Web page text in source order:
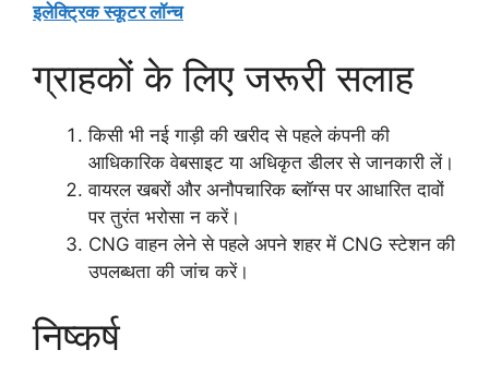
इलेक्ट्रिक स्कूटर लॉन्च
ग्राहकों के लिए जरूरी सलाह
किसी भी नई गाड़ी की खरीद से पहले कंपनी की
आधिकारिक वेबसाइट या अधिकृत डीलर से जानकारी लें।
वायरल खबरों और अनौपचारिक ब्लॉग्स पर आधारित दावों
पर तुरंत भरोसा न करें।
CNG वाहन लेने से पहले अपने शहर में CNG स्टेशन की
उपलब्धता की जांच करें।
निष्कर्ष